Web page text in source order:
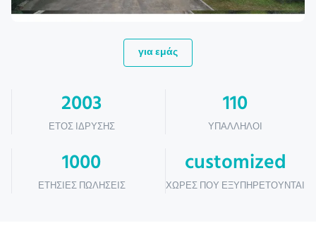
για εμάς
2003
ΈΤΟΣ ΊΔΡΥΣΗΣ
110
ΥΠΆΛΛΗΛΟΙ
1000
ΕΤΉΣΙΕΣ ΠΩΛΉΣΕΙΣ
customized
ΧΏΡΕΣ ΠΟΥ ΕΞΥΠΗΡΕΤΟΎΝΤΑΙ